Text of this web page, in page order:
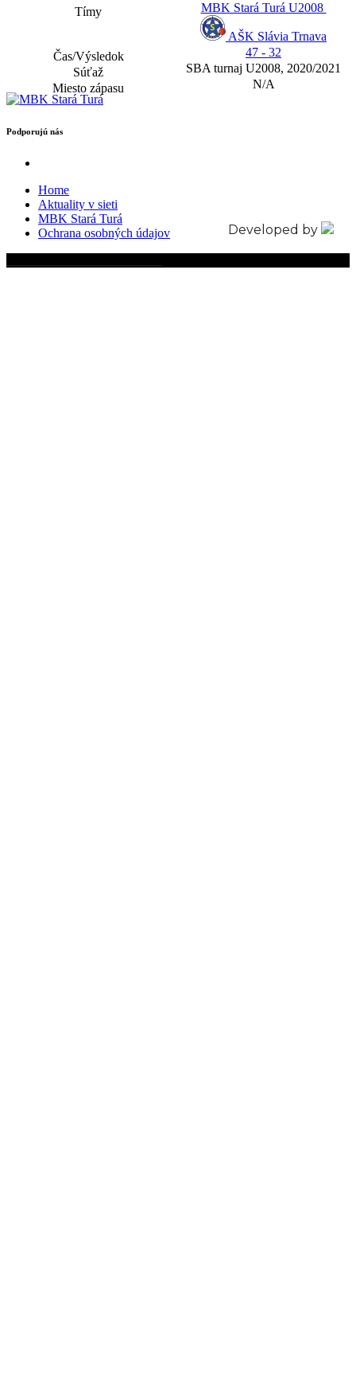
MBK Stará Turá U2008
AŠK Slávia Trnava
47 - 32
SBA turnaj U2008, 2020/2021
N/A
Podporujú nás
Home
Aktuality v sieti
MBK Stará Turá
Ochrana osobných údajov
Developed by